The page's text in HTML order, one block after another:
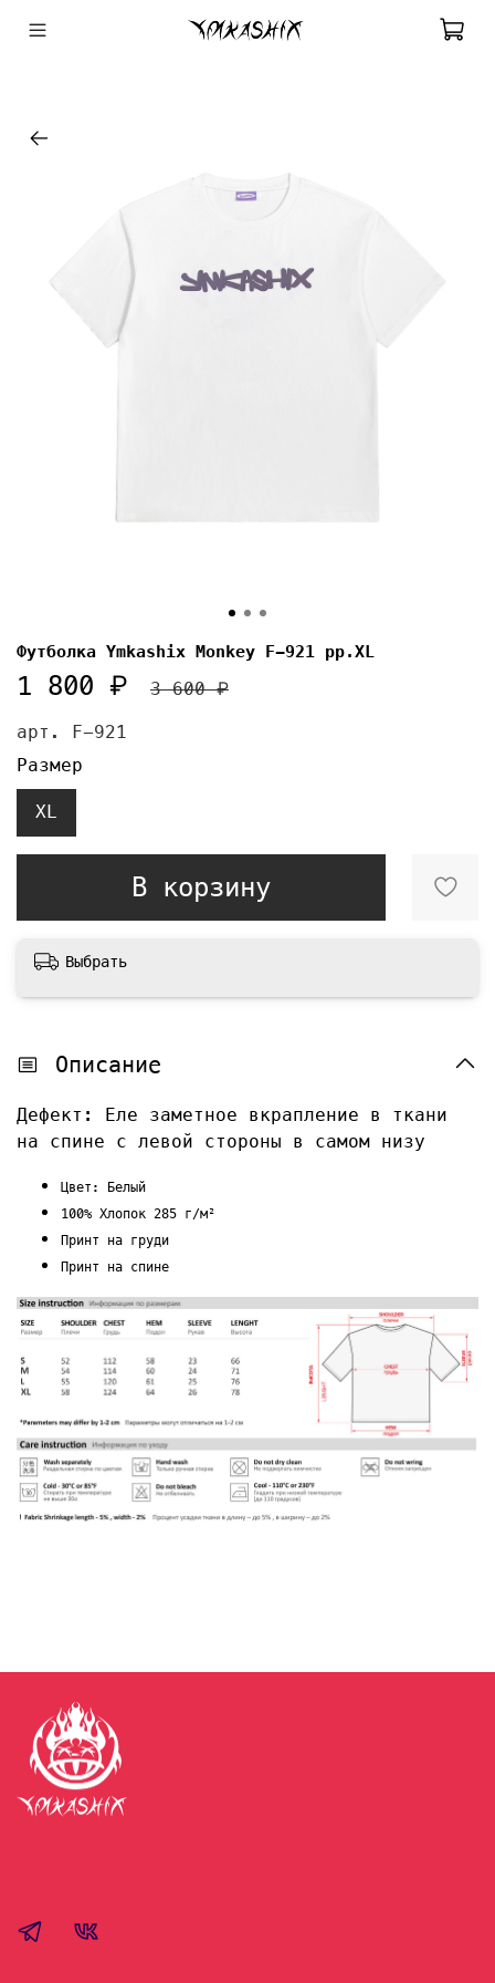
арт. F-921
Футболка Ymkashix Monkey F-921 pp.XL
1 800 ₽ 3 600 ₽
В корзину
Размер
XL
Выбрать
Описание
Дефект: Еле заметное вкрапление в ткани
на спине с левой стороны в самом низу
Цвет: Белый
100% Хлопок 285 г/м²
Принт на груди
Принт на спине